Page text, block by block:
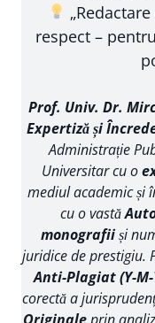
respect –
Prof. Univ. Dr.
Expertiză și
Administrație
Universitar cu o
mediul academic și
cu o vastă
monografiiși
juridice de prestigiu.
Anti-Plagiat (Y-M-
corectă a